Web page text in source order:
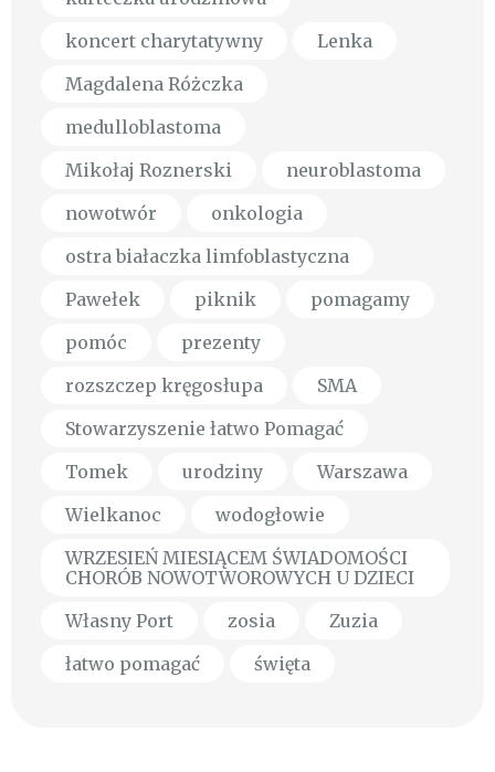
koncert charytatywny
Lenka
Magdalena Różczka
medulloblastoma
Mikołaj Roznerski
neuroblastoma
nowotwór
onkologia
ostra białaczka limfoblastyczna
Pawełek
piknik
pomagamy
pomóc
prezenty
rozszczep kręgosłupa
SMA
Stowarzyszenie łatwo Pomagać
Tomek
urodziny
Warszawa
Wielkanoc
wodogłowie
WRZESIEŃ MIESIĄCEM ŚWIADOMOŚCI
CHORÓB NOWOTWOROWYCH U DZIECI
Własny Port
zosia
Zuzia
łatwo pomagać
święta